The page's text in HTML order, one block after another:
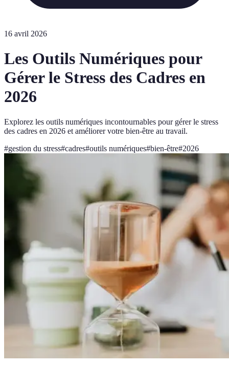
16 avril 2026
Les Outils Numériques pour
Gérer le Stress des Cadres en
2026
Explorez les outils numériques incontournables pour gérer le stress
des cadres en 2026 et améliorer votre bien-être au travail.
#gestion du stress#cadres#outils numériques#bien-être#2026